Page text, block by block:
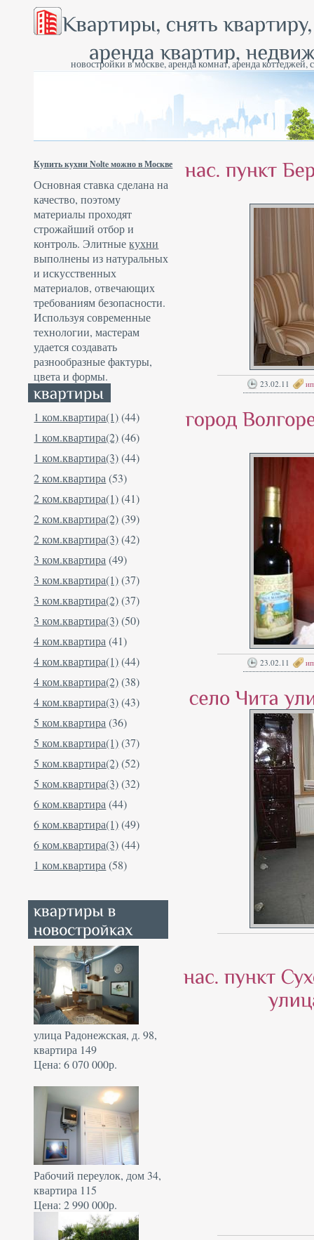
новостройки в москве, аренда комнат, аренда
Купить кухни Nolte можно в Москве
Основная ставка сделана на
качество, поэтому
материалы проходят
строжайший отбор и
контроль. Элитныекухни
выполнены из натуральных
и искусственных
материалов, отвечающих
требованиям безопасности.
Используя современные
технологии, мастерам
удается создавать
разнообразные фактуры,
цвета и формы.
1 ком.квартира(1)(44)
1 ком.квартира(2)(46)
1 ком.квартира(3)(44)
2 ком.квартира (53)
2 ком.квартира(1)(41)
2 ком.квартира(2)(39)
2 ком.квартира(3)(42)
3 ком.квартира (49)
3 ком.квартира(1)(37)
3 ком.квартира(2)(37)
3 ком.квартира(3)(50)
4 ком.квартира (41)
4 ком.квартира(1)(44)
4 ком.квартира(2)(38)
4 ком.квартира(3)(43)
5 ком.квартира (36)
5 ком.квартира(1)(37)
5 ком.квартира(2)(52)
5 ком.квартира(3)(32)
6 ком.квартира (44)
6 ком.квартира(1)(49)
6 ком.квартира(3)(44)
1 ком.квартира (58)
улица Радонежская, д. 98,
квартира 149
Цена: 6 070 000р.
Рабочий переулок, дом 34,
квартира 115
Цена: 2 990 000р.
23.02.11
23.02.11